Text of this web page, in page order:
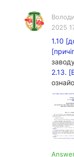
2025
1.10
2.13.